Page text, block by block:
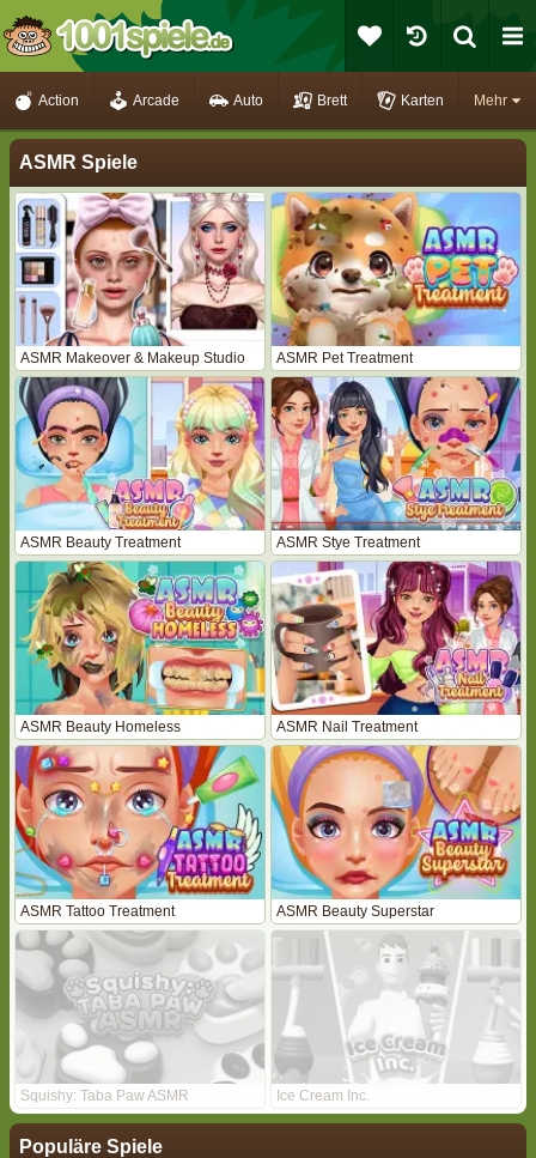
Mehr
Action Arcade Auto Brett Karten
ASMR Spiele
ASMR Makeover & Makeup Studio ASMR Pet Treatment
ASMR Beauty Treatment ASMR Stye Treatment
ASMR Beauty Homeless ASMR Nail Treatment
ASMR Tattoo Treatment ASMR Beauty Superstar
Squishy: Taba Paw ASMR Ice Cream Inc.
Populäre Spiele